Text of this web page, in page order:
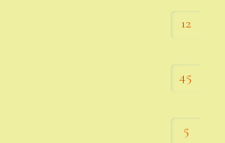
12
45
5